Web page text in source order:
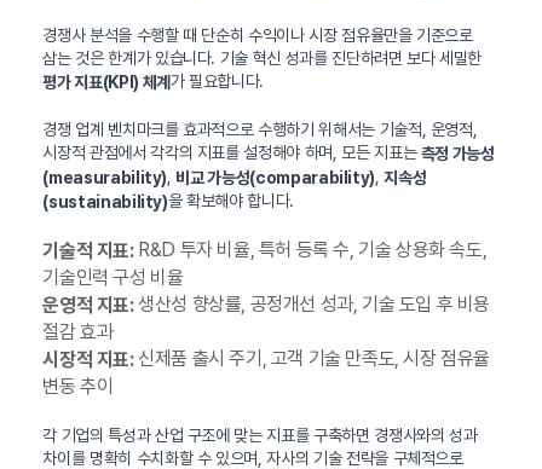
경쟁사 분석을 수행할 때 단순히 수익이나 시장 점유율만을 기준으로
삼는 것은 한계가 있습니다. 기술 혁신 성과를 진단하려면 보다 세밀한
평가 지표(KPI) 체계 가 필요합니다.
경쟁 업계 벤치마크를 효과적으로 수행하기 위해서는 기술적, 운영적,
시장적 관점에서 각각의 지표를 설정해야 하며, 모든 지표는측정 가능성
(measurability) 비교 가능성(comparability) ,지속성
(sustainability)을 확보해야 합니다.
기술적 지표:R&D 투자 비율, 특허 등록 수, 기술 상용화 속도,
기술인력 구성 비율
운영적 지표:생산성 향상률, 공정개선 성과, 기술 도입 후 비용
절감 효과
시장적 지표:신제품 출시 주기, 고객 기술 만족도, 시장 점유율
변동 추이
각 기업의 특성과 산업 구조에 맞는 지표를 구축하면 경쟁사와의 성과
차이를 명확히 수치화할 수 있으며, 자사의 기술 전략을 구체적으로